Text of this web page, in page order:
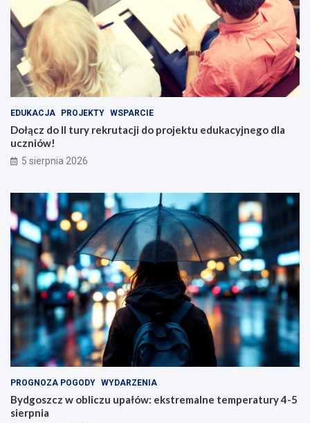
EDUKACJA PROJEKTY WSPARCIE
Dołącz do II tury rekrutacji do projektu edukacyjnego dla
uczniów!
5 sierpnia 2026
PROGNOZA POGODY WYDARZENIA
Bydgoszcz w obliczu upałów: ekstremalne temperatury 4-5
sierpnia